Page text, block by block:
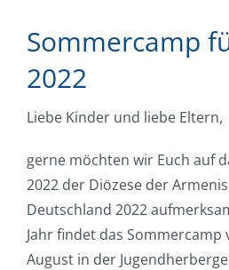
Sommercamp
2022
Liebe Kinder und liebe Eltern,
gerne möchten wir Euch auf
2022 der Diözese der
Deutschland 2022
Jahr findet das Sommercamp
August in der